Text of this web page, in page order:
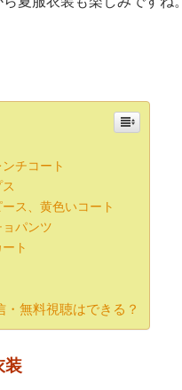
チコート
ス、黄色いコート
パンツ
ト
無料視聴はできる？
装